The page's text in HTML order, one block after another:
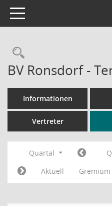
Toggle navigation
BV Ronsdorf -
Informationen
Vertreter
Quartal
Aktuell